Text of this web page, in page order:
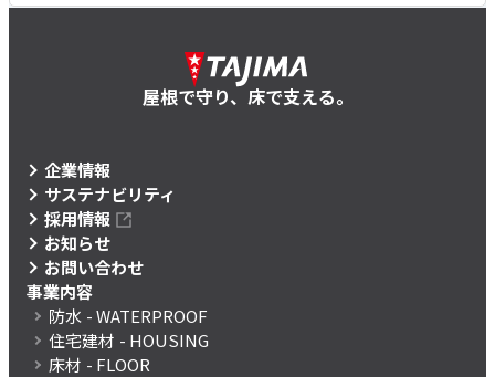
屋根で守り、床で支える。
企業情報
サステナビリティ
採用情報
お知らせ
お問い合わせ
事業内容
防水 - WATERPROOF
住宅建材 - HOUSING
床材 - FLOOR